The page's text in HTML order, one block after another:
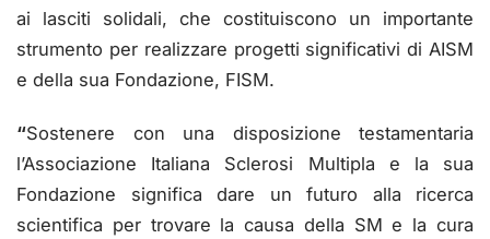
ai lasciti solidali, che costituiscono un importante
strumento per realizzare progetti significativi di AISM
e della sua Fondazione, FISM.
“Sostenere con una disposizione testamentaria
l’Associazione Italiana Sclerosi Multipla e la sua
Fondazione significa dare un futuro alla ricerca
scientifica per trovare la causa della SM e la cura